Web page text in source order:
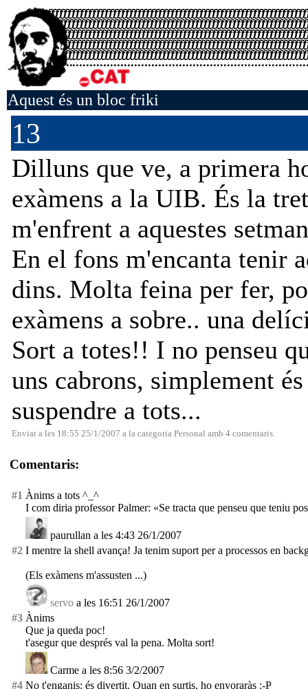
Aquest és un bloc friki
13
Dilluns que ve, a primera
exàmens a la UIB. És la
m'enfrent a aquestes
En el fons m'encanta tenir
dins. Molta feina per fer,
exàmens a sobre.. una
Sort a totes!! I no penseu
uns cabrons, simplement
suspendre a tots...
Enviat a les 18:55 25/1/2007 a la categoria Personal amb 4 comentaris.
Comentaris:
#1 Ànims a tots ^_^
I com diria professor Palmer: «Se tracta que penseu que teniu
paurullan a les 4:43 26/1/2007
#2 I mentre la shell avança! Ja tenim suport per a processos en
(Els exàmens m'assusten ...)
servo a les 16:51 26/1/2007
#3 Ànims
Que ja queda poc!
t'asegur que després val la pena. Molta sort!
Carme a les 8:56 3/2/2007
#4 No t'enganis: és divertit. Quan en surtis, ho enyoraràs :-P